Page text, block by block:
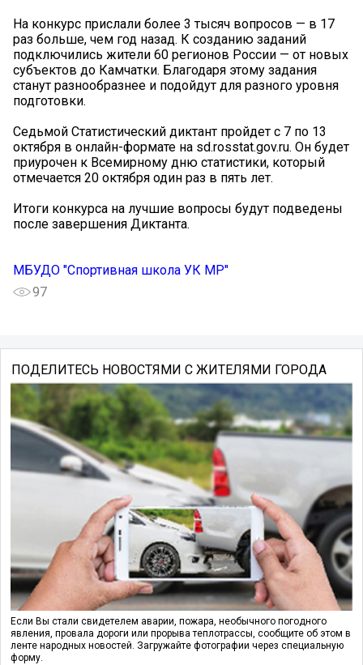
На конкурс прислали более 3 тысяч вопросов — в 17
раз больше, чем год назад. К созданию заданий
подключились жители 60 регионов России — от новых
субъектов до Камчатки. Благодаря этому задания
станут разнообразнее и подойдут для разного уровня
подготовки.
Седьмой Статистический диктант пройдет с 7 по 13
октября в онлайн-формате на sd.rosstat.gov.ru. Он будет
приурочен к Всемирному дню статистики, который
отмечается 20 октября один раз в пять лет.
Итоги конкурса на лучшие вопросы будут подведены
после завершения Диктанта.
МБУДО "Спортивная школа УК МР"
97
ПОДЕЛИТЕСЬ НОВОСТЯМИ С ЖИТЕЛЯМИ ГОРОДА
Если Вы стали свидетелем аварии, пожара, необычного погодного
явления, провала дороги или прорыва теплотрассы, сообщите об этом в
ленте народных новостей. Загружайте фотографии через специальную
форму.